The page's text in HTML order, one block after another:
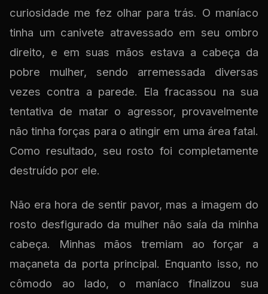
curiosidade me fez olhar para trás. O maníaco
tinha um canivete atravessado em seu ombro
direito, e em suas mãos estava a cabeça da
pobre mulher, sendo arremessada diversas
vezes contra a parede. Ela fracassou na sua
tentativa de matar o agressor, provavelmente
não tinha forças para o atingir em uma área fatal.
Como resultado, seu rosto foi completamente
destruído por ele.
Não era hora de sentir pavor, mas a imagem do
rosto desfigurado da mulher não saía da minha
cabeça. Minhas mãos tremiam ao forçar a
maçaneta da porta principal. Enquanto isso, no
cômodo ao lado, o maníaco finalizou sua